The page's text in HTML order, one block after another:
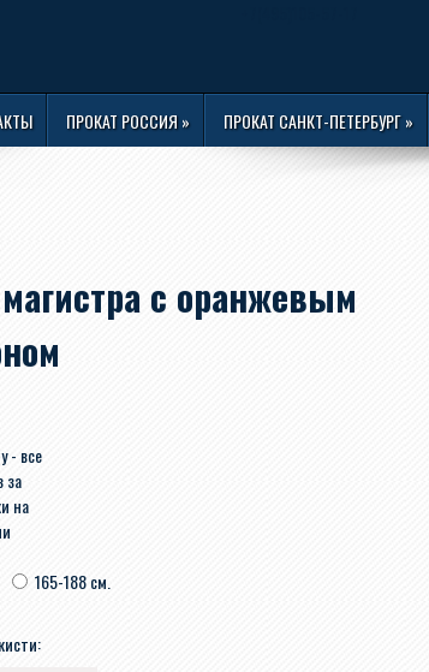
ПРОКАТ РОССИЯ» ПРОКАТ САНКТ-ПЕТЕРБУРГ»
с оранжевым
- все
за
на
165-188 см.